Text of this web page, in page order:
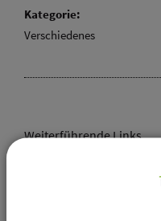
Kategorie:
Verschiedenes
Weiterführende Links
Vereinsangebote
Diese Vereine bieten